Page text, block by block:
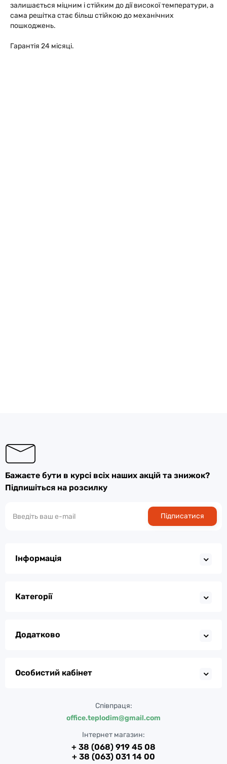
залишається міцним і стійким до дії високої температури, а
сама решітка стає більш стійкою до механічних
пошкоджень.
Гарантія 24 місяці.
Бажаєте бути в курсі всіх наших акцій та знижок?
Підпишіться на розсилку
Підписатися
Інформація
Категорії
Додатково
Особистий кабінет
Співпраця:
office.teplodim@gmail.com
Інтернет магазин:
+ 38 (068) 919 45 08
+ 38 (063) 031 14 00